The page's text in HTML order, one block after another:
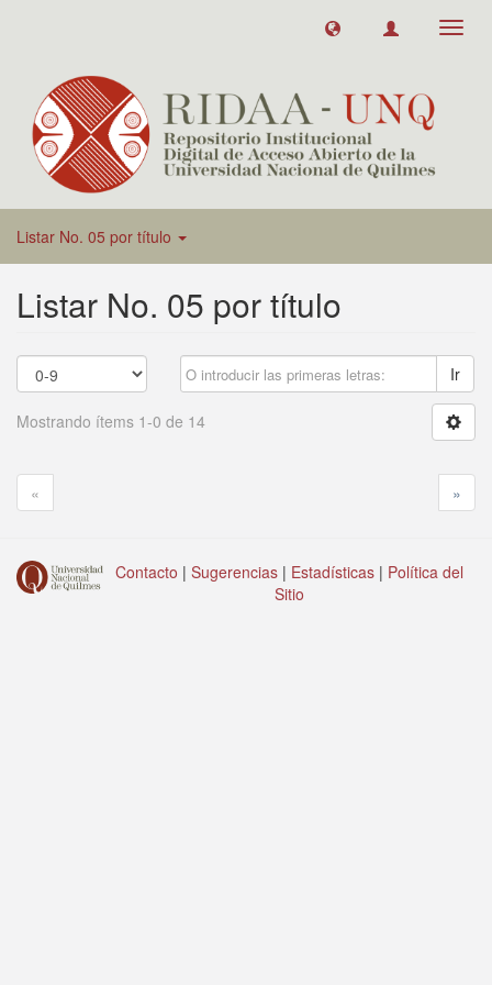
Listar No. 05 por título
Listar No. 05 por título
Ir
Mostrando ítems 1-0 de 14
« »
Contacto | Sugerencias | Estadísticas | Política del
Sitio